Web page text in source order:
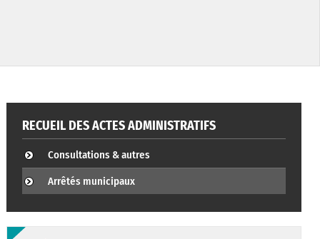
RECUEIL DES ACTES ADMINISTRATIFS
Consultations & autres
Arrêtés municipaux